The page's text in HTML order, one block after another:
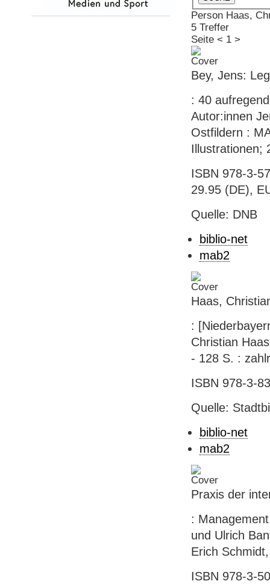
Person Haas,
5 Treffer
Seite < 1 >
Bey, Jens:
: 40
Autor:innen
Ostfildern :
Illustrationen;
ISBN 978-3-
29.95 (DE),
Quelle: DNB
biblio-net
mab2
Haas,
:
Christian
- 128 S. :
ISBN 978-3-
Quelle:
biblio-net
mab2
Praxis der
:
und Ulrich
Erich
ISBN 978-3-